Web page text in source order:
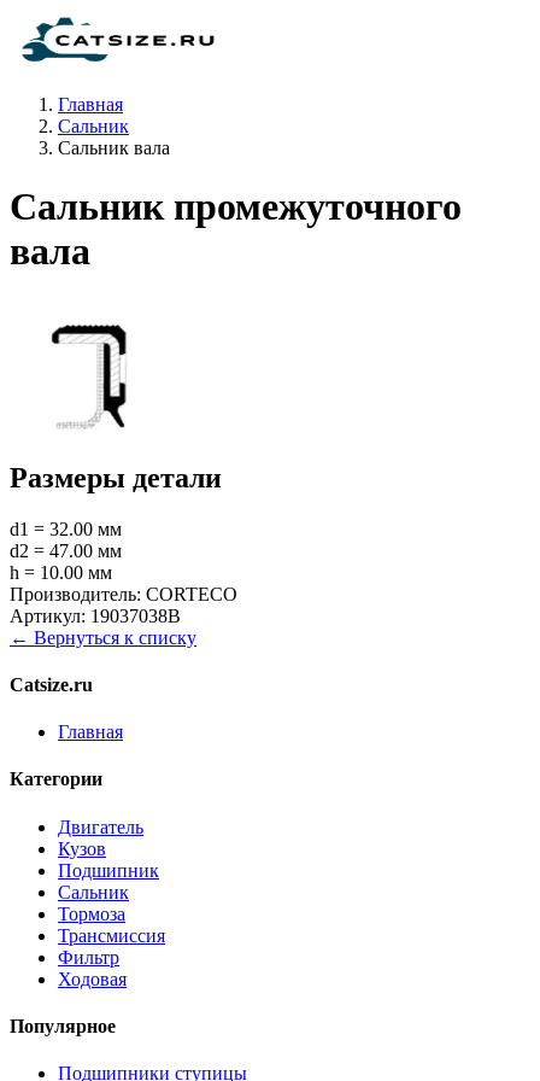
Главная
Сальник
Сальник вала
Сальник промежуточного
вала
Размеры детали
d1 = 32.00 мм
d2 = 47.00 мм
h = 10.00 мм
Производитель: CORTECO
Артикул: 19037038B
← Вернуться к списку
Catsize.ru
Главная
Категории
Двигатель
Кузов
Подшипник
Сальник
Тормоза
Трансмиссия
Фильтр
Ходовая
Популярное
Подшипники ступицы